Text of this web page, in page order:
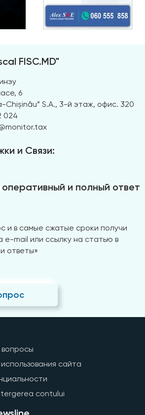
FISC.MD"
6
S.A., 3-й этаж, офис. 320
024
и Связи:
и полный ответ
и в самые сжатые сроки получи
e-mail или ссылку на статью в
ответы»
сайта
contului